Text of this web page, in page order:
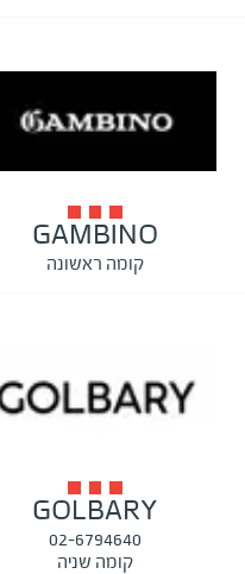
GAMBINO
קומה ראשונה
GOLBARY
02-6794640
קומה שניה